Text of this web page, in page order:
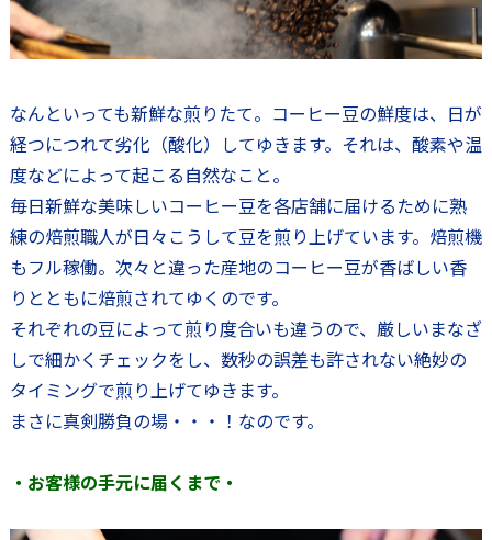
なんといっても新鮮な煎りたて。コーヒー豆の鮮度は、日が
経つにつれて劣化（酸化）してゆきます。それは、酸素や温
度などによって起こる自然なこと。
毎日新鮮な美味しいコーヒー豆を各店舗に届けるために熟
練の焙煎職人が日々こうして豆を煎り上げています。焙煎機
もフル稼働。次々と違った産地のコーヒー豆が香ばしい香
りとともに焙煎されてゆくのです。
それぞれの豆によって煎り度合いも違うので、厳しいまなざ
しで細かくチェックをし、数秒の誤差も許されない絶妙の
タイミングで煎り上げてゆきます。
まさに真剣勝負の場・・・！なのです。
・お客様の手元に届くまで・